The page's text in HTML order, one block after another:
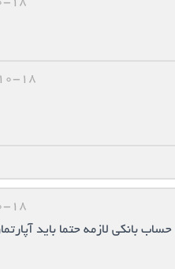
12:20
بانکی لازمه حتما باید